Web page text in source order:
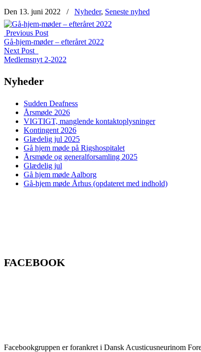
Den 13. juni 2022
/ Nyheder, Seneste nyhed
Previous Post
Gå-hjem-møder – efteråret 2022
Next Post
Medlemsnyt 2-2022
Nyheder
Sudden Deafness
Årsmøde 2026
VIGTIGT, manglende kontaktoplysninger
Kontingent 2026
Glædelig jul 2025
Gå hjem møde på Rigshospitalet
Årsmøde og generalforsamling 2025
Glædelig jul
Gå hjem møde Aalborg
Gå-hjem møde Århus (opdateret med indhold)
FACEBOOK
Facebookgruppen er forankret i Dansk Acusticusneurinom